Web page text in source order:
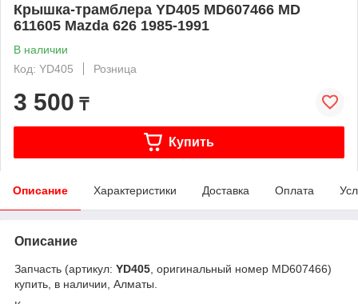
Крышка-трамблера YD405 MD607466 MD
611605 Mazda 626 1985-1991
В наличии
Код: YD405
Розница
3 500 ₸
Купить
Описание Характеристики Доставка Оплата
Описание
Запчасть (артикул: YD405 , оригинальный номер MD607466)
купить, в наличии, Алматы.